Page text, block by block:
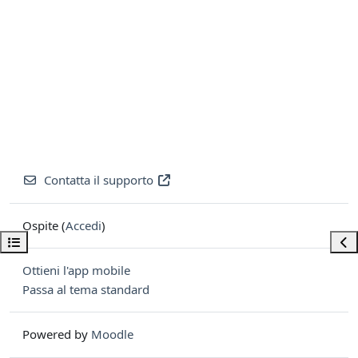
Apri indice del corso
Contatta il supporto
Ospite (Accedi)
Ottieni l'app mobile
Passa al tema standard
Powered by Moodle